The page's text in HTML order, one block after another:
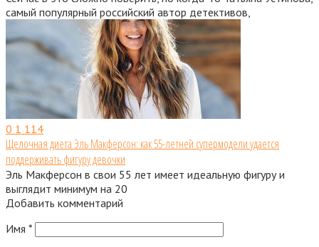
самый популярный российский автор детективов,
0 1 114
Щелочная диета Эль Макферсон: как 55-летней супермодели удается
поддерживать фигуру девочки
Эль Макферсон в свои 55 лет имеет идеальную фигуру и
выглядит минимум на 20
Добавить комментарий
Имя *